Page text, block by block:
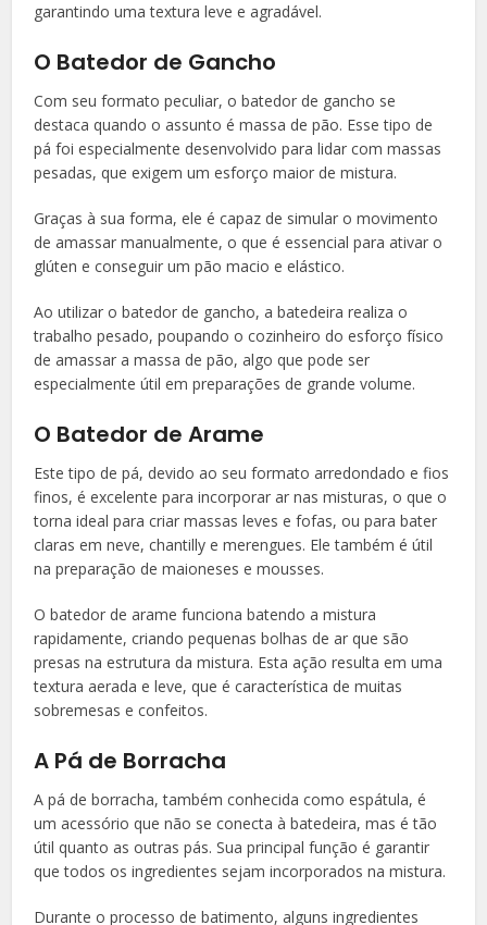
garantindo uma textura leve e agradável.
O Batedor de Gancho
Com seu formato peculiar, o batedor de gancho se
destaca quando o assunto é massa de pão. Esse tipo de
pá foi especialmente desenvolvido para lidar com massas
pesadas, que exigem um esforço maior de mistura.
Graças à sua forma, ele é capaz de simular o movimento
de amassar manualmente, o que é essencial para ativar o
glúten e conseguir um pão macio e elástico.
Ao utilizar o batedor de gancho, a batedeira realiza o
trabalho pesado, poupando o cozinheiro do esforço físico
de amassar a massa de pão, algo que pode ser
especialmente útil em preparações de grande volume.
O Batedor de Arame
Este tipo de pá, devido ao seu formato arredondado e fios
finos, é excelente para incorporar ar nas misturas, o que o
torna ideal para criar massas leves e fofas, ou para bater
claras em neve, chantilly e merengues. Ele também é útil
na preparação de maioneses e mousses.
O batedor de arame funciona batendo a mistura
rapidamente, criando pequenas bolhas de ar que são
presas na estrutura da mistura. Esta ação resulta em uma
textura aerada e leve, que é característica de muitas
sobremesas e confeitos.
A Pá de Borracha
A pá de borracha, também conhecida como espátula, é
um acessório que não se conecta à batedeira, mas é tão
útil quanto as outras pás. Sua principal função é garantir
que todos os ingredientes sejam incorporados na mistura.
Durante o processo de batimento, alguns ingredientes